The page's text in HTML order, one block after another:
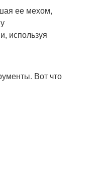
ее мехом,
используя
Вот что